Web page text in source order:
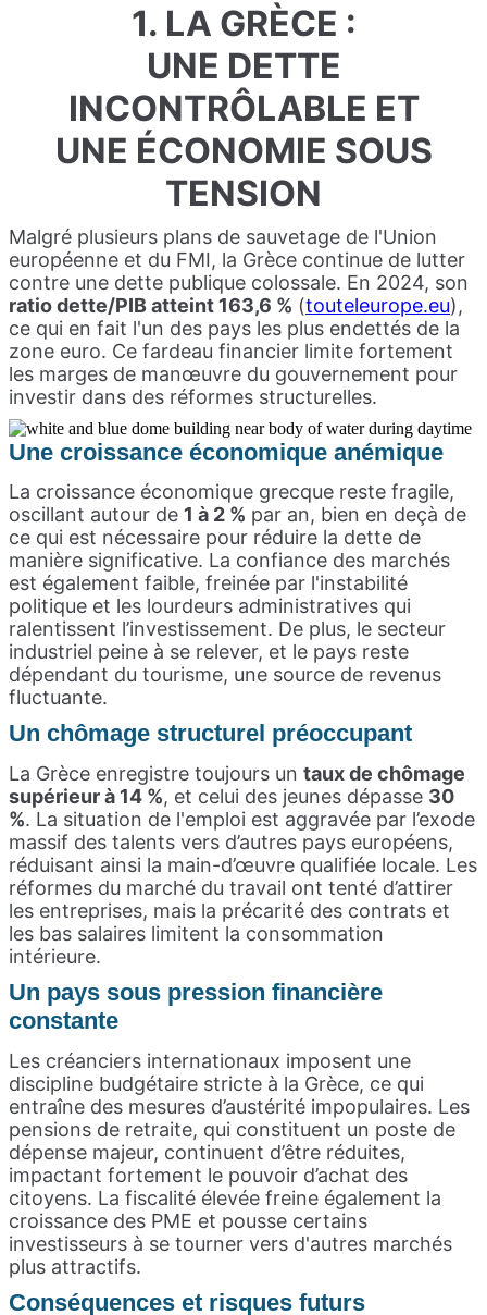
1. LA GRÈCE :
UNE DETTE
INCONTRÔLABLE ET
UNE ÉCONOMIE SOUS
TENSION
Malgré plusieurs plans de sauvetage de l'Union
européenne et du FMI, la Grèce continue de lutter
contre une dette publique colossale. En 2024, son
ratio dette/PIB atteint 163,6 % (touteleurope.eu),
ce qui en fait l'un des pays les plus endettés de la
zone euro. Ce fardeau financier limite fortement
les marges de manœuvre du gouvernement pour
investir dans des réformes structurelles.
Une croissance économique anémique
La croissance économique grecque reste fragile,
oscillant autour de 1 à 2 % par an, bien en deçà de
ce qui est nécessaire pour réduire la dette de
manière significative. La confiance des marchés
est également faible, freinée par l'instabilité
politique et les lourdeurs administratives qui
ralentissent l’investissement. De plus, le secteur
industriel peine à se relever, et le pays reste
dépendant du tourisme, une source de revenus
fluctuante.
Un chômage structurel préoccupant
La Grèce enregistre toujours un taux de chômage
supérieur à 14 %, et celui des jeunes dépasse 30
%. La situation de l'emploi est aggravée par l’exode
massif des talents vers d’autres pays européens,
réduisant ainsi la main-d’œuvre qualifiée locale. Les
réformes du marché du travail ont tenté d’attirer
les entreprises, mais la précarité des contrats et
les bas salaires limitent la consommation
intérieure.
Un pays sous pression financière
constante
Les créanciers internationaux imposent une
discipline budgétaire stricte à la Grèce, ce qui
entraîne des mesures d’austérité impopulaires. Les
pensions de retraite, qui constituent un poste de
dépense majeur, continuent d’être réduites,
impactant fortement le pouvoir d’achat des
citoyens. La fiscalité élevée freine également la
croissance des PME et pousse certains
investisseurs à se tourner vers d'autres marchés
plus attractifs.
Conséquences et risques futurs